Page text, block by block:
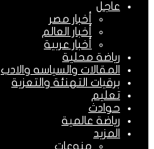
عاجل
أخبار مصر
أخبار العالم
أخبار عربية
رياضة محلية
المقالات والسياسه والادب
برقيات التهنئة والتعزية
تعليم
حوادث
رياضة عالمية
المزيد
منوعات